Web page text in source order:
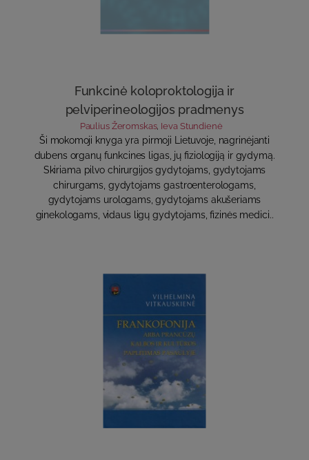
Funkcinė koloproktologija ir
pelviperineologijos pradmenys
Paulius Žeromskas, Ieva Stundienė
Ši mokomoji knyga yra pirmoji Lietuvoje, nagrinėjanti
dubens organų funkcines ligas, jų fiziologiją ir gydymą.
Skiriama pilvo chirurgijos gydytojams, gydytojams
chirurgams, gydytojams gastroenterologams,
gydytojams urologams, gydytojams akušeriams
ginekologams, vidaus ligų gydytojams, fizinės medici..